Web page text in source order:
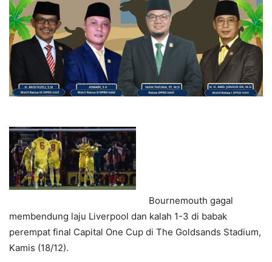
Bournemouth gagal
membendung laju Liverpool dan kalah 1-3 di babak
perempat final Capital One Cup di The Goldsands Stadium,
Kamis (18/12).